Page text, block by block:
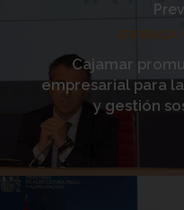
EFICIENCIA
Cajamar
empresarial para
y gestión